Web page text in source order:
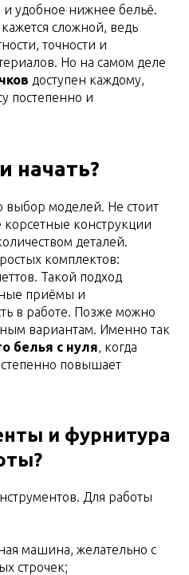
и удобное нижнее бельё.
сложной, ведь
точности и
Но на самом деле
доступен каждому,
постепенно и
начать?
моделей. Не стоит
корсетные конструкции
деталей.
комплектов:
Такой подход
приёмы и
в работе. Позже можно
вариантам. Именно так
белья с нуля, когда
повышает
и фурнитура
Для работы
машина, желательно с
строчек;